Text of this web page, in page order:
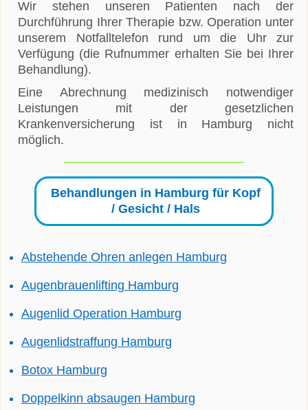
Wir stehen unseren Patienten nach der
Durchführung Ihrer Therapie bzw. Operation unter
unserem Notfalltelefon rund um die Uhr zur
Verfügung (die Rufnummer erhalten Sie bei Ihrer
Behandlung).
Eine Abrechnung medizinisch notwendiger
Leistungen mit der gesetzlichen
Krankenversicherung ist in Hamburg nicht
möglich.
Behandlungen in Hamburg für Kopf
/ Gesicht / Hals
Abstehende Ohren anlegen Hamburg
Augenbrauenlifting Hamburg
Augenlid Operation Hamburg
Augenlidstraffung Hamburg
Botox Hamburg
Doppelkinn absaugen Hamburg